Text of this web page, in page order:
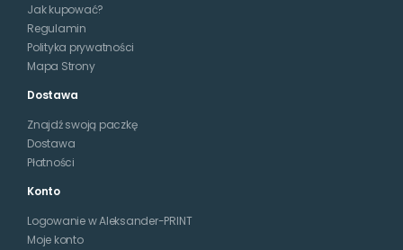
Jak kupować?
Regulamin
Polityka prywatności
Mapa Strony
Dostawa
Znajdź swoją paczkę
Dostawa
Płatności
Konto
Logowanie w Aleksander-PRINT
Moje konto